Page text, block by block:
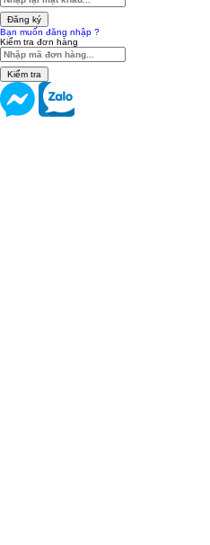
Đăng ký
Bạn muốn đăng nhập ?
Kiểm tra đơn hàng
Kiểm tra